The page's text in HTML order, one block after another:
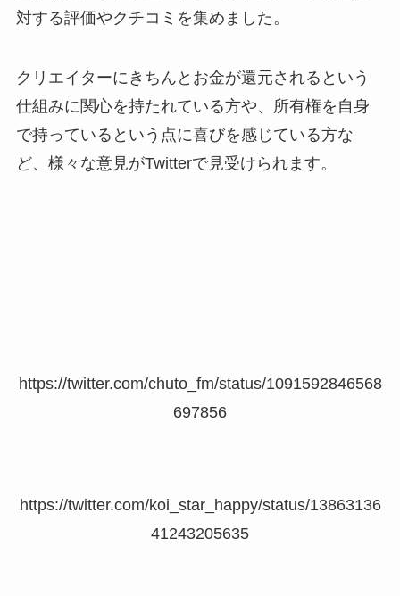
対する評価やクチコミを集めました。
クリエイターにきちんとお金が還元されるという
仕組みに関心を持たれている方や、所有権を自身
で持っているという点に喜びを感じている方な
ど、様々な意見がTwitterで見受けられます。
https://twitter.com/chuto_fm/status/1091592846568
697856
https://twitter.com/koi_star_happy/status/13863136
41243205635